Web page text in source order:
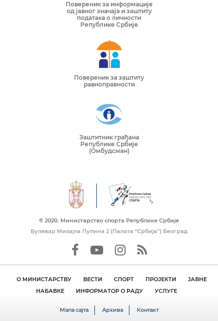
Повереник за информације
од јавног значаја и заштиту
података о личности
Републике Србије
Повереник за заштиту
равноправности
Заштитник грађана
Републике Србије
(Омбудсман)
© 2020. Mинистарство спорта Републике Србије
Булевар Михајла Пупина 2 (Палата “Србија”) Београд
О МИНИСТАРСТВУ ВЕСТИ СПОРТ ПРОЈЕКТИ
ЈАВНЕ
НАБАВКЕ
ИНФОРМАТОР О РАДУ УСЛУГЕ
Мапа сајта Архива Контакт